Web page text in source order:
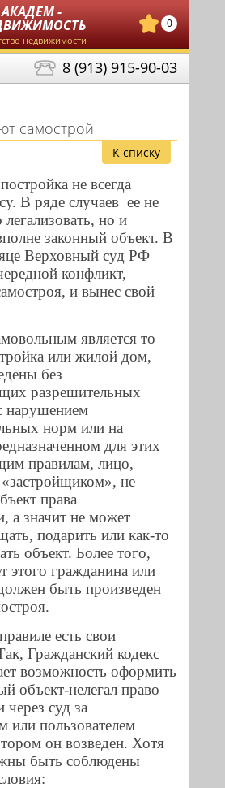
АКАДЕМ -
недвижимости
0
8 (913) 915-90-03
самострой
К списку
не всегда
В ряде случаев ее не
но и
законный объект. В
Верховный суд РФ
конфликт,
и вынес свой
является то
или жилой дом,
без
разрешительных
нарушением
норм или на
для этих
правилам, лицо,
не
права
а значит не может
подарить или как-то
объект. Более того,
этого гражданина или
быть произведен
есть свои
Гражданский кодекс
возможность оформить
объект-нелегал право
через суд за
или пользователем
он возведен. Хотя
быть соблюдены